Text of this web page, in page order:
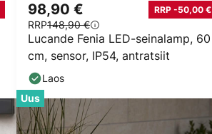
Lucande Fenia LED-seinalamp, 60
cm, sensor, IP54, antratsiit
98,90 € RRP -50,00 €
RRP148,90 €
Laos
Uus